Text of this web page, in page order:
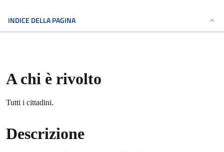
INDICE DELLA PAGINA
A chi è rivolto
Tutti i cittadini.
Descrizione